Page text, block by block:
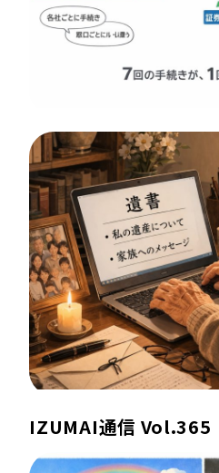
IZUMAI通信 Vol.365